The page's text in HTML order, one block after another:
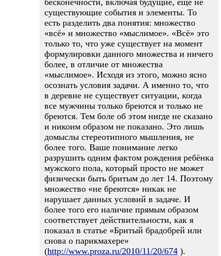
бесконечности, включая будущие, ещё не
существующие события и элементы. То
есть разделить два понятия: множество
«всё» и множество «мыслимое». «Всё» это
только то, что уже существует на момент
формулировки данного множества и ничего
более, в отличие от множества
«мыслимое». Исходя из этого, можно ясно
осознать условия задачи. А именно то, что
в деревне не существует ситуации, когда
все мужчины только бреются и только не
бреются. Тем боле об этом нигде не сказано
и никоим образом не показано. Это лишь
домыслы стереотипного мышления, не
более того. Ваше понимание легко
разрушить одним фактом рождения ребёнка
мужского пола, который просто не может
физически быть бритым до лет 14. Поэтому
множество «не бреются» никак не
нарушает данных условий в задаче. И
более того его наличие прямым образом
соответствует действительности, как я
показал в статье «Бритый брадобрей или
снова о парикмахере»
(http://www.proza.ru/2010/11/20/674 ).